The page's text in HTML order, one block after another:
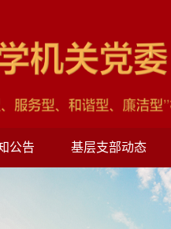
公告 基层支部动态